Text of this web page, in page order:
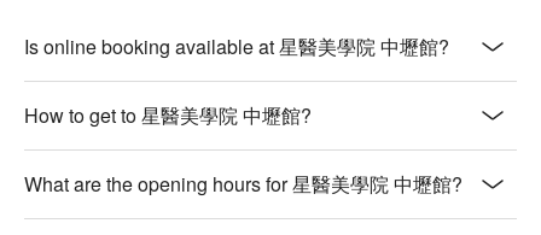
Is online booking available at 星醫美學院 中壢館?
How to get to 星醫美學院 中壢館?
What are the opening hours for 星醫美學院 中壢館?